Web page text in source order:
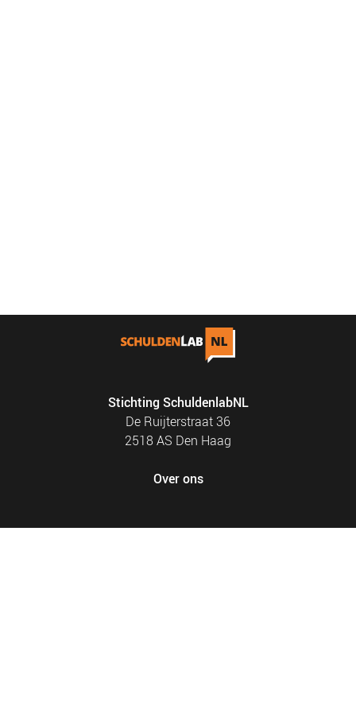
Stichting SchuldenlabNL
De Ruijterstraat 36
2518 AS Den Haag
Over ons